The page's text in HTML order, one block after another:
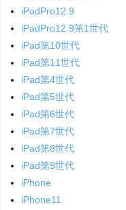
iPadPro12.9
iPadPro12.9第1世代
iPad第10世代
iPad第11世代
iPad第4世代
iPad第5世代
iPad第6世代
iPad第7世代
iPad第8世代
iPad第9世代
iPhone
iPhone11